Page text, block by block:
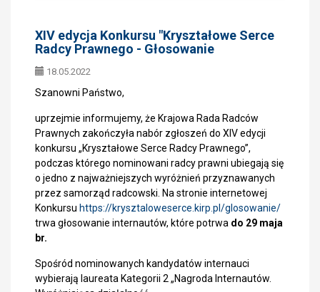
XIV edycja Konkursu "Kryształowe Serce
Radcy Prawnego - Głosowanie
18.05.2022
Szanowni Państwo,
uprzejmie informujemy, że Krajowa Rada Radców
Prawnych zakończyła nabór zgłoszeń do XIV edycji
konkursu „Kryształowe Serce Radcy Prawnego”,
podczas którego nominowani radcy prawni ubiegają się
o jedno z najważniejszych wyróżnień przyznawanych
przez samorząd radcowski. Na stronie internetowej
Konkursu https://krysztaloweserce.kirp.pl/glosowanie/
trwa głosowanie internautów, które potrwa do 29 maja
br.
Spośród nominowanych kandydatów internauci
wybierają laureata Kategorii 2 „Nagroda Internautów.